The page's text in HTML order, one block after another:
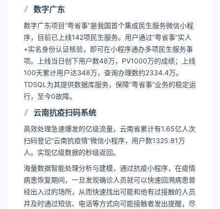
数字广东
数字广东项目“粤省事”是我国首个集成民生服务微信小程
序，目前已上线142项民生服务。用户通过“粤省事”实人
+实名身份认证核验，即可在小程序通办多项民生服务事
项。上线当日创下用户数48万，PV1000万的成绩；上线
100天累计用户达348万，查询办理数约2334.4万。
TDSQL为其提供数据库服务，保障“粤省事”业务的稳定运
行，至今0故障。
云南抗疫扫码系统
高效处理急速爆发的亿级流量，云南省累计有1.65亿人次
扫码登记“云南抗疫情”微信小程序，用户数1325.81万
人。实现亿级数据的秒级返回。
海量数据智能处理分析与建模，通过抗疫小程序，在疫情
病患恢复期间，一旦发现确诊人员就可以快速回溯病患曾
经出入过的场所，从而快速找出可能和他有过接触的人员
并及时通过短信、电话等方式向可能接触者发出提醒，尽